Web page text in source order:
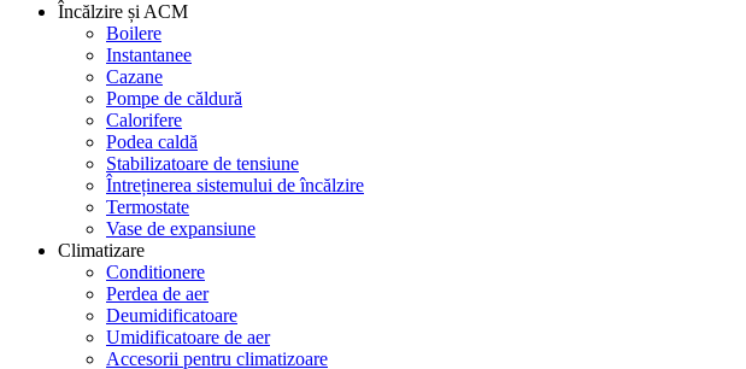
Încălzire și ACM
Boilere
Instantanee
Cazane
Pompe de căldură
Calorifere
Podea caldă
Stabilizatoare de tensiune
Întreținerea sistemului de încălzire
Termostate
Vase de expansiune
Climatizare
Conditionere
Perdea de aer
Deumidificatoare
Umidificatoare de aer
Accesorii pentru climatizoare